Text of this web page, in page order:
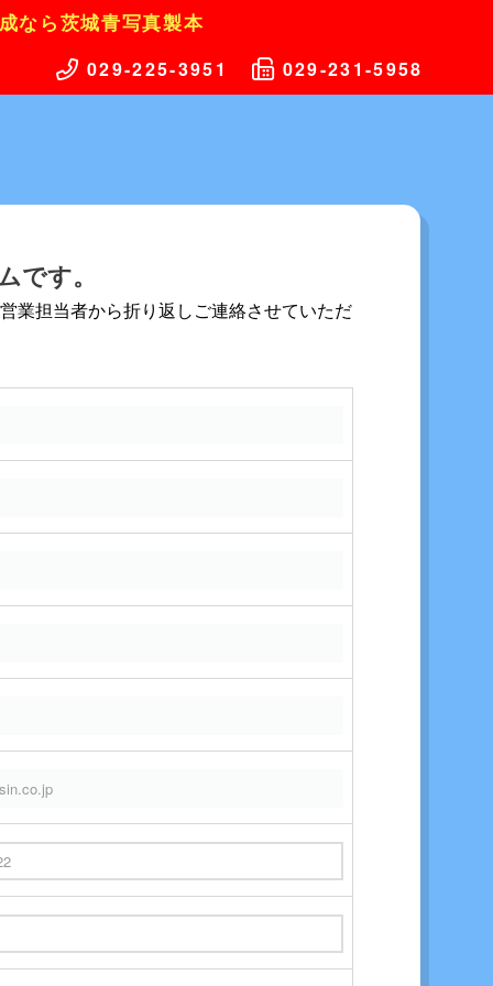
なら茨城青写真製本
029-225-3951 029-231-5958
です。
業担当者から折り返しご連絡させていただ